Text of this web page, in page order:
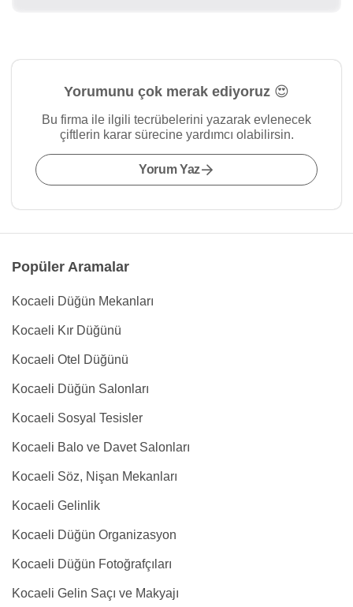
Yorumunu çok merak ediyoruz 😍
Bu firma ile ilgili tecrübelerini yazarak evlenecek
çiftlerin karar sürecine yardımcı olabilirsin.
Yorum Yaz
Popüler Aramalar
Kocaeli Düğün Mekanları
Kocaeli Kır Düğünü
Kocaeli Otel Düğünü
Kocaeli Düğün Salonları
Kocaeli Sosyal Tesisler
Kocaeli Balo ve Davet Salonları
Kocaeli Söz, Nişan Mekanları
Kocaeli Gelinlik
Kocaeli Düğün Organizasyon
Kocaeli Düğün Fotoğrafçıları
Kocaeli Gelin Saçı ve Makyajı